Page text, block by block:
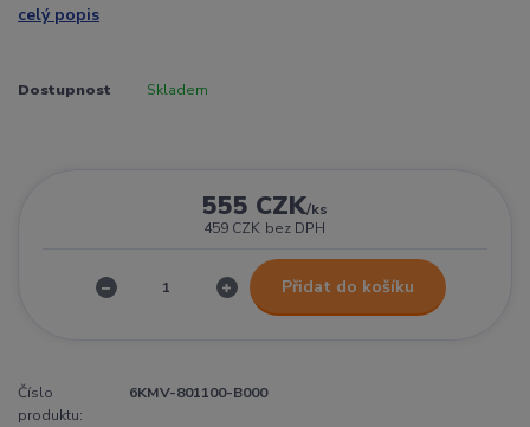
celý popis
Dostupnost Skladem
555 CZK/ks
459 CZK bez DPH
Přidat do košíku
Číslo
produktu:
6KMV-801100-B000